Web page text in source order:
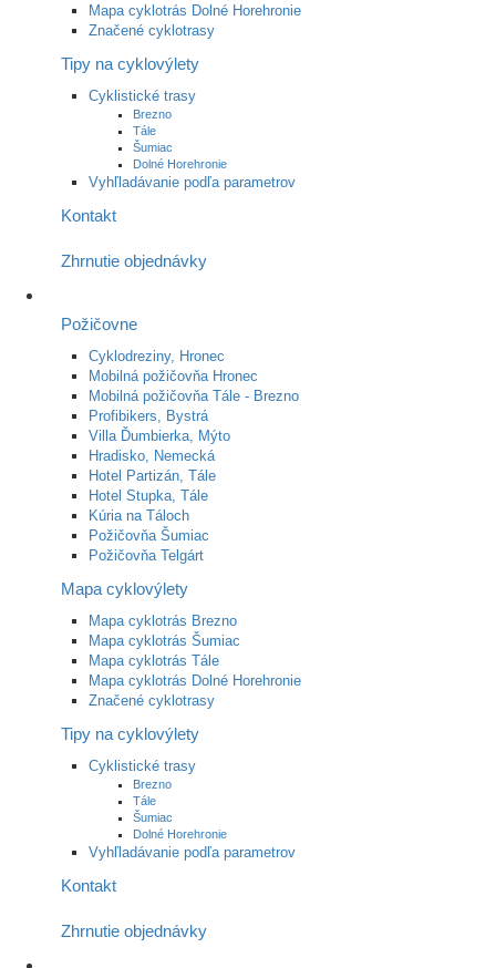
Mapa cyklotrás Dolné Horehronie
Značené cyklotrasy
Tipy na cyklovýlety
Cyklistické trasy
Brezno
Tále
Šumiac
Dolné Horehronie
Vyhľladávanie podľa parametrov
Kontakt
Zhrnutie objednávky
Požičovne
Cyklodreziny, Hronec
Mobilná požičovňa Hronec
Mobilná požičovňa Tále - Brezno
Profibikers, Bystrá
Villa Ďumbierka, Mýto
Hradisko, Nemecká
Hotel Partizán, Tále
Hotel Stupka, Tále
Kúria na Táloch
Požičovňa Šumiac
Požičovňa Telgárt
Mapa cyklovýlety
Mapa cyklotrás Brezno
Mapa cyklotrás Šumiac
Mapa cyklotrás Tále
Mapa cyklotrás Dolné Horehronie
Značené cyklotrasy
Tipy na cyklovýlety
Cyklistické trasy
Brezno
Tále
Šumiac
Dolné Horehronie
Vyhľladávanie podľa parametrov
Kontakt
Zhrnutie objednávky